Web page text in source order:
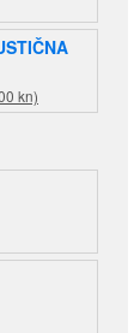
kn)
cijena
140,00 €